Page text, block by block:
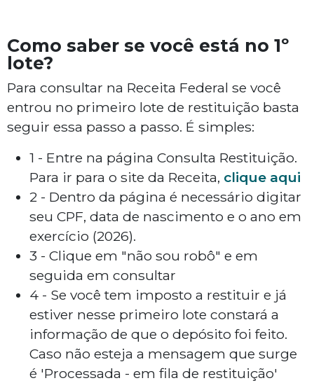
Como saber se você está no 1º
lote?
Para consultar na Receita Federal se você
entrou no primeiro lote de restituição basta
seguir essa passo a passo. É simples:
1 - Entre na página Consulta Restituição.
Para ir para o site da Receita, clique aqui
2 - Dentro da página é necessário digitar
seu CPF, data de nascimento e o ano em
exercício (2026).
3 - Clique em "não sou robô" e em
seguida em consultar
4 - Se você tem imposto a restituir e já
estiver nesse primeiro lote constará a
informação de que o depósito foi feito.
Caso não esteja a mensagem que surge
é 'Processada - em fila de restituição'